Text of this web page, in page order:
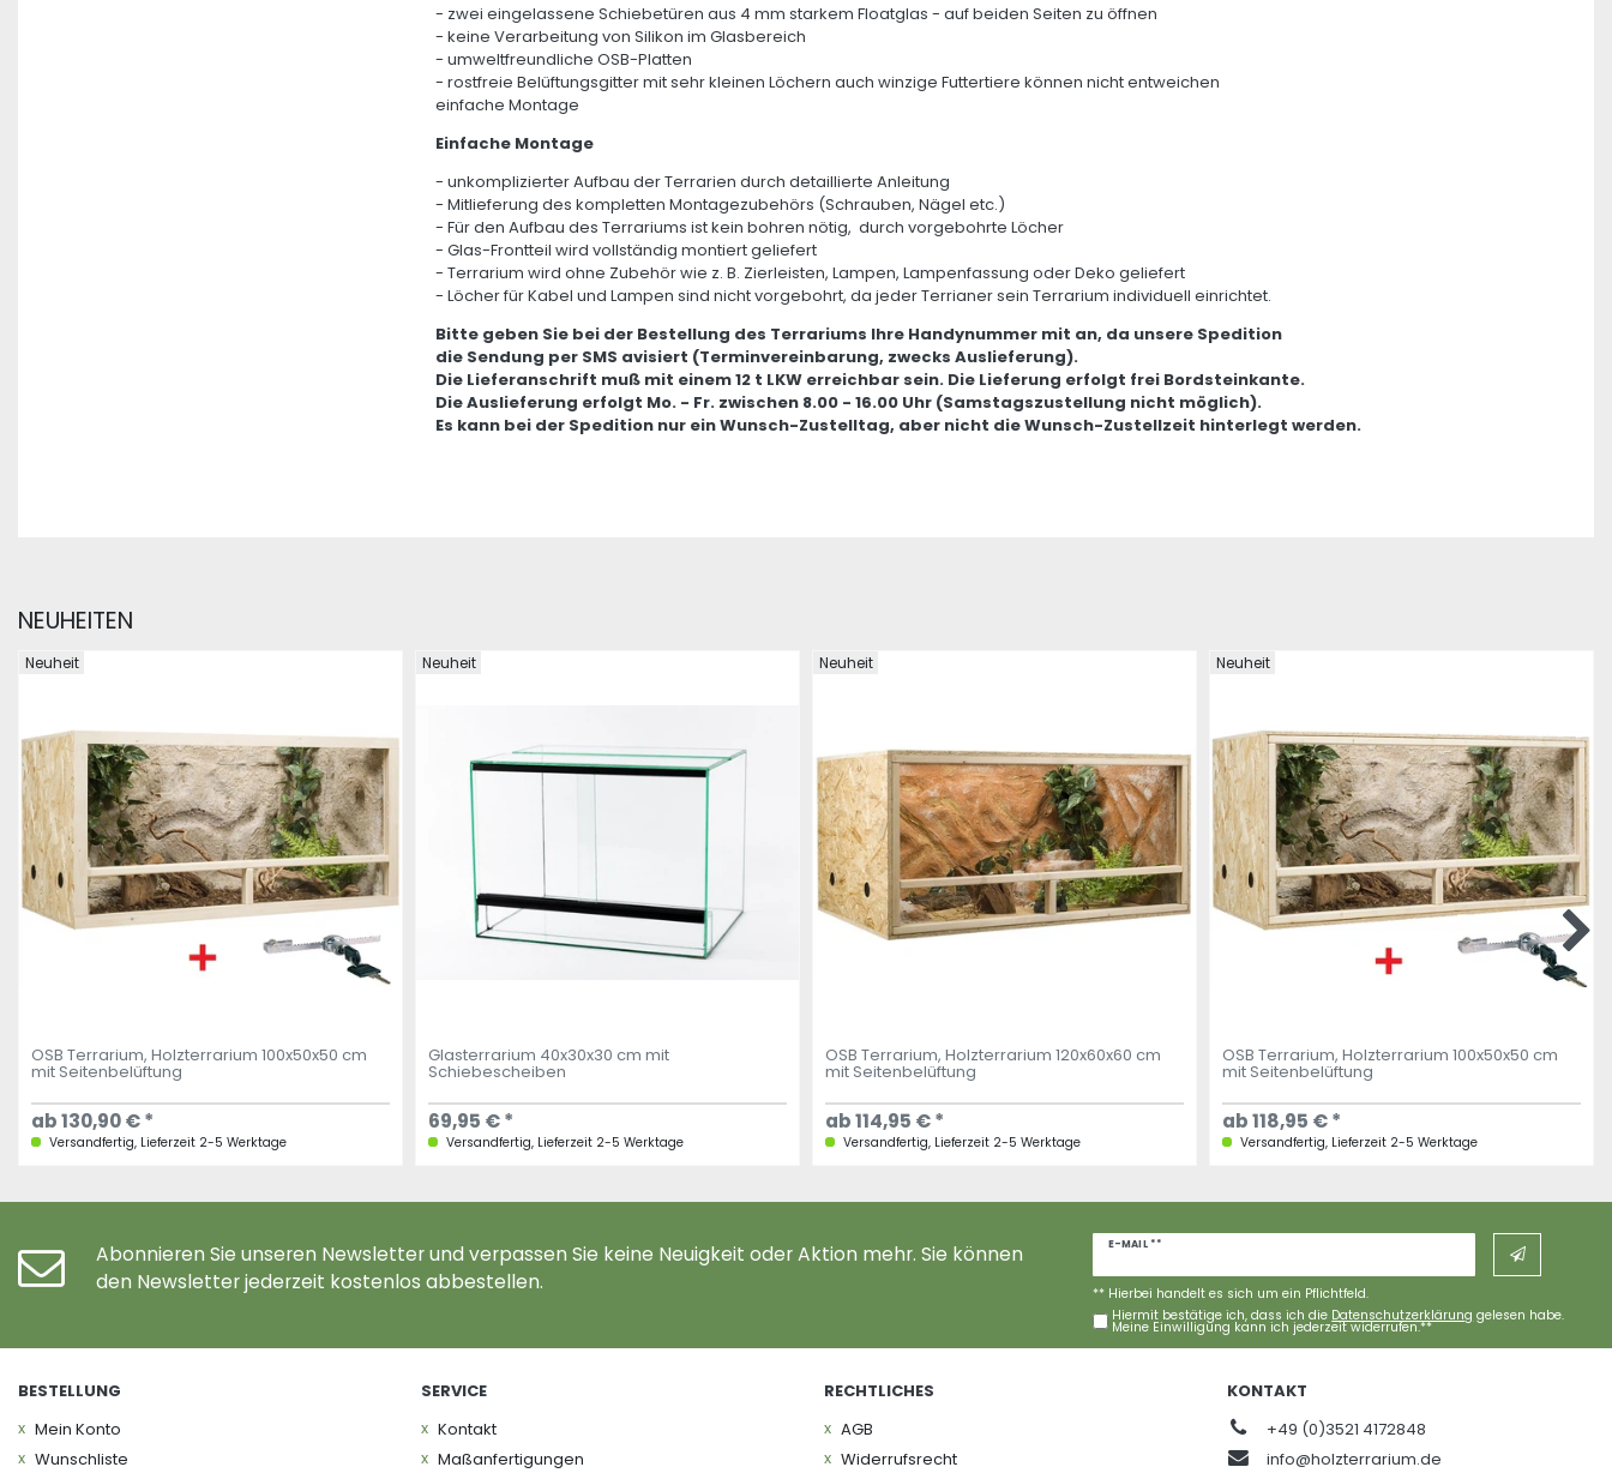
- zwei eingelassene Schiebetüren aus 4 mm starkem Floatglas - auf beiden Seiten zu öffnen
- keine Verarbeitung von Silikon im Glasbereich
- umweltfreundliche OSB-Platten
- rostfreie Belüftungsgitter mit sehr kleinen Löchern auch winzige Futtertiere können nicht entweichen
einfache Montage
Einfache Montage
- unkomplizierter Aufbau der Terrarien durch detaillierte Anleitung
- Mitlieferung des kompletten Montagezubehörs (Schrauben, Nägel etc.)
- Für den Aufbau des Terrariums ist kein bohren nötig, durch vorgebohrte Löcher
- Glas-Frontteil wird vollständig montiert geliefert
- Terrarium wird ohne Zubehör wie z. B. Zierleisten, Lampen, Lampenfassung oder Deko geliefert
- Löcher für Kabel und Lampen sind nicht vorgebohrt, da jeder Terrianer sein Terrarium individuell einrichtet.
Bitte geben Sie bei der Bestellung des Terrariums Ihre Handynummer mit an, da unsere Spedition
die Sendung per SMS avisiert (Terminvereinbarung, zwecks Auslieferung).
Die Lieferanschrift muß mit einem 12 t LKW erreichbar sein. Die Lieferung erfolgt frei Bordsteinkante.
Die Auslieferung erfolgt Mo. - Fr. zwischen 8.00 - 16.00 Uhr (Samstagszustellung nicht möglich).
Es kann bei der Spedition nur ein Wunsch-Zustelltag, aber nicht die Wunsch-Zustellzeit hinterlegt werden.
NEUHEITEN
Neuheit
OSB Terrarium, Holzterrarium 100x50x50 cm
mit Seitenbelüftung
ab 130,90 € *
Versandfertig, Lieferzeit 2-5 Werktage
Neuheit
Glasterrarium 40x30x30 cm mit
Schiebescheiben
69,95 € *
Versandfertig, Lieferzeit 2-5 Werktage
Neuheit
OSB Terrarium, Holzterrarium 120x60x60 cm
mit Seitenbelüftung
ab 114,95 € *
Versandfertig, Lieferzeit 2-5 Werktage
Neuheit
OSB Terrarium, Holzterrarium 100x50x50 cm
mit Seitenbelüftung
ab 118,95 € *
Versandfertig, Lieferzeit 2-5 Werktage
Abonnieren Sie unseren Newsletter und verpassen Sie keine Neuigkeit oder Aktion mehr. Sie können
den Newsletter jederzeit kostenlos abbestellen.
E-MAIL **
Newsletter
Hiermit bestätige ich, dass ich die Daten­schutz­erklärung gelesen habe.
Meine Einwilligung kann ich jederzeit widerrufen.**
** Hierbei handelt es sich um ein Pflichtfeld.
BESTELLUNG
Mein Konto
Wunschliste
SERVICE
Kontakt
Maßanfertigungen
RECHTLICHES
AGB
Widerrufs­recht
KONTAKT
+49 (0)3521 4172848
info@holzterrarium.de